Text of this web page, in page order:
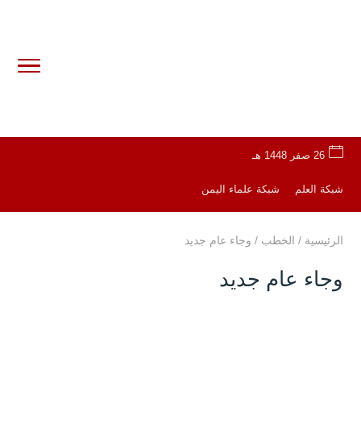
26 صفر 1448 هـ
شبكة العلم شبكة علماء اليمن
الرئيسية / الخطب / وجاء عام جديد
وجاء عام جديد